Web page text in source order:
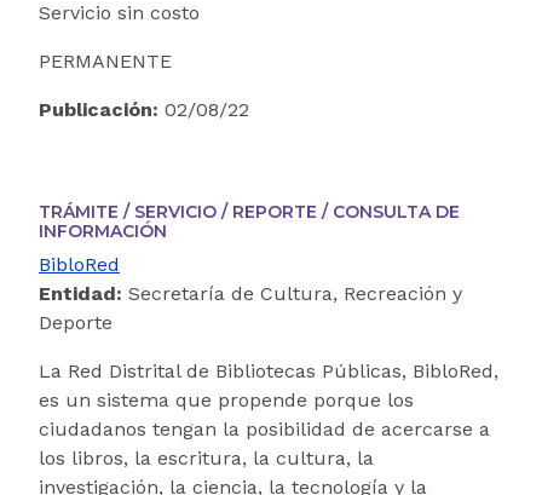
Servicio sin costo
PERMANENTE
Publicación: 02/08/22
TRÁMITE / SERVICIO / REPORTE / CONSULTA DE
INFORMACIÓN
BibloRed
Entidad: Secretaría de Cultura, Recreación y
Deporte
La Red Distrital de Bibliotecas Públicas, BibloRed,
es un sistema que propende porque los
ciudadanos tengan la posibilidad de acercarse a
los libros, la escritura, la cultura, la
investigación, la ciencia, la tecnología y la